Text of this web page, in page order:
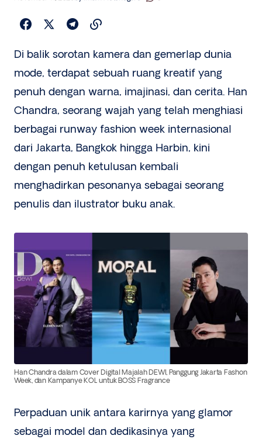
Di balik sorotan kamera dan gemerlap dunia
mode, terdapat sebuah ruang kreatif yang
penuh dengan warna, imajinasi, dan cerita. Han
Chandra, seorang wajah yang telah menghiasi
berbagai runway fashion week internasional
dari Jakarta, Bangkok hingga Harbin, kini
dengan penuh ketulusan kembali
menghadirkan pesonanya sebagai seorang
penulis dan ilustrator buku anak.
Han Chandra dalam Cover Digital Majalah DEWI, Panggung Jakarta Fashon
Week, dan Kampanye KOL untuk BOSS Fragrance
Perpaduan unik antara karirnya yang glamor
sebagai model dan dedikasinya yang